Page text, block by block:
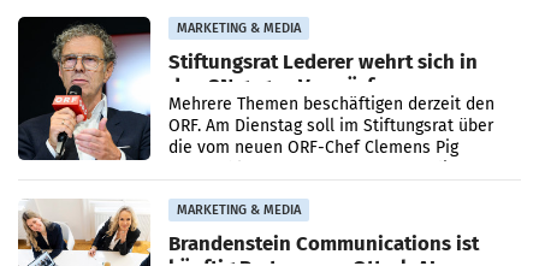
verdoppelte (+102
MARKETING & MEDIA
Stiftungsrat Lederer wehrt sich in
den SN gegen Vorwürfe
Mehrere Themen beschäftigen derzeit den
ORF. Am Dienstag soll im Stiftungsrat über
die vom neuen ORF-Chef Clemens Pig
MARKETING & MEDIA
Brandenstein Communications ist